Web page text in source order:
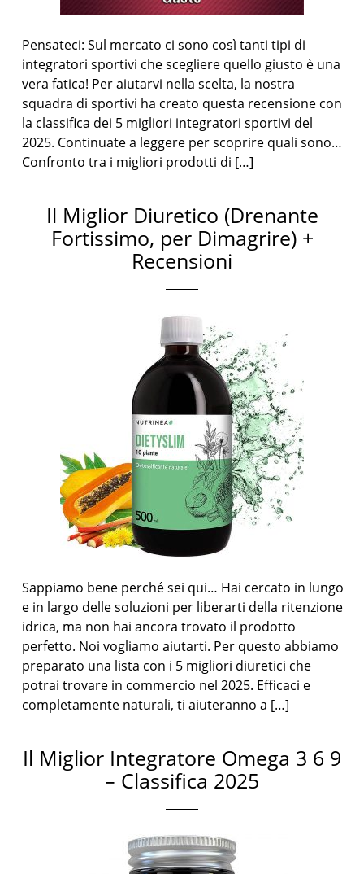
Pensateci: Sul mercato ci sono così tanti tipi di
integratori sportivi che scegliere quello giusto è una
vera fatica! Per aiutarvi nella scelta, la nostra
squadra di sportivi ha creato questa recensione con
la classifica dei 5 migliori integratori sportivi del
2025. Continuate a leggere per scoprire quali sono…
Confronto tra i migliori prodotti di […]
Il Miglior Diuretico (Drenante
Fortissimo, per Dimagrire) +
Recensioni
Sappiamo bene perché sei qui… Hai cercato in lungo
e in largo delle soluzioni per liberarti della ritenzione
idrica, ma non hai ancora trovato il prodotto
perfetto. Noi vogliamo aiutarti. Per questo abbiamo
preparato una lista con i 5 migliori diuretici che
potrai trovare in commercio nel 2025. Efficaci e
completamente naturali, ti aiuteranno a […]
Il Miglior Integratore Omega 3 6 9
– Classifica 2025